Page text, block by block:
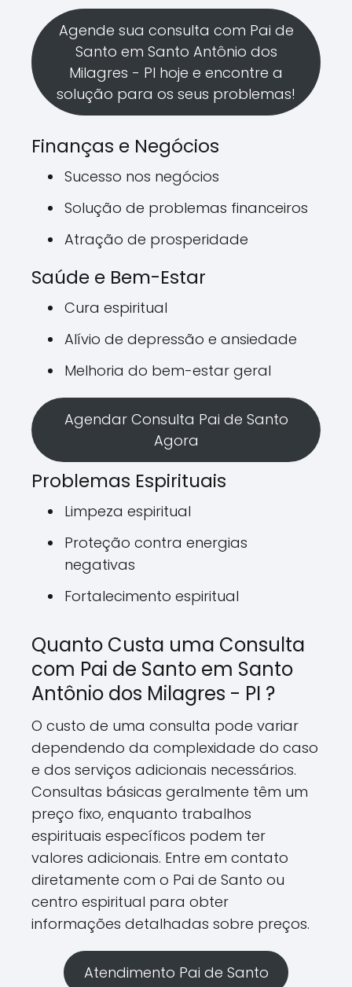
Agende sua consulta com Pai de
Santo em Santo Antônio dos
Milagres - PI hoje e encontre a
solução para os seus problemas!
Finanças e Negócios
Sucesso nos negócios
Solução de problemas financeiros
Atração de prosperidade
Saúde e Bem-Estar
Cura espiritual
Alívio de depressão e ansiedade
Melhoria do bem-estar geral
Agendar Consulta Pai de Santo
Agora
Problemas Espirituais
Limpeza espiritual
Proteção contra energias
negativas
Fortalecimento espiritual
Quanto Custa uma Consulta
com Pai de Santo em Santo
Antônio dos Milagres - PI ?
O custo de uma consulta pode variar
dependendo da complexidade do caso
e dos serviços adicionais necessários.
Consultas básicas geralmente têm um
preço fixo, enquanto trabalhos
espirituais específicos podem ter
valores adicionais. Entre em contato
diretamente com o Pai de Santo ou
centro espiritual para obter
informações detalhadas sobre preços.
Atendimento Pai de Santo